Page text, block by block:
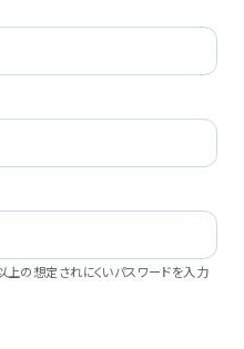
の想定されにくいパスワードを入力